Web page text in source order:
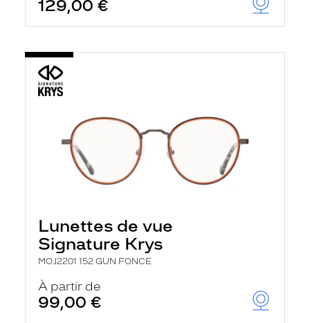
129,00 €
Lunettes de vue
Signature Krys
MOJ2201 152 GUN FONCE
À partir de
99,00 €